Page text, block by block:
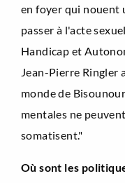
en foyer qui nouent
passer à l'acte
Handicap et
Jean-Pierre Ringler
monde de
mentales ne
somatisent."
Où sont les